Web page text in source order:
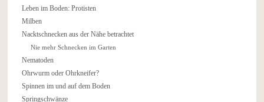
Leben im Boden: Protisten
Milben
Nacktschnecken aus der Nähe betrachtet
Nie mehr Schnecken im Garten
Nematoden
Ohrwurm oder Ohrkneifer?
Spinnen im und auf dem Boden
Springschwänze